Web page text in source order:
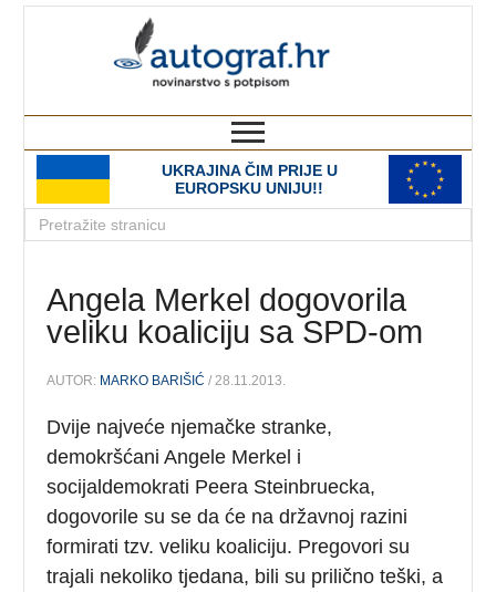
UKRAJINA ČIM PRIJE U
EUROPSKU UNIJU!!
Angela Merkel dogovorila
veliku koaliciju sa SPD-om
AUTOR: MARKO BARIŠIĆ / 28.11.2013.
Dvije najveće njemačke stranke,
demokršćani Angele Merkel i
socijaldemokrati Peera Steinbruecka,
dogovorile su se da će na državnoj razini
formirati tzv. veliku koaliciju. Pregovori su
trajali nekoliko tjedana, bili su prilično teški, a